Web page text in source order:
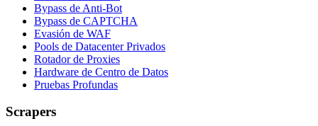
Bypass de Anti-Bot
Bypass de CAPTCHA
Evasión de WAF
Pools de Datacenter Privados
Rotador de Proxies
Hardware de Centro de Datos
Pruebas Profundas
Scrapers